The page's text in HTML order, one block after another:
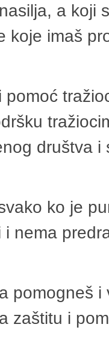
a koji
koje imaš
društva
ko je
i nema
pomogneš
zaštitu i